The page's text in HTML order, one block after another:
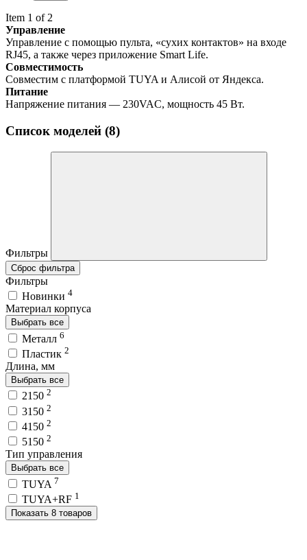
Item 1 of 2
Управление
Управление с помощью пульта, «сухих контактов» на входе
RJ45, а также через приложение Smart Life.
Совместимость
Совместим с платформой TUYA и Алисой от Яндекса.
Питание
Напряжение питания — 230VAC, мощность 45 Вт.
Список моделей (8)
Фильтры
Сброс фильтра
Фильтры
Новинки 4
Материал корпуса
Выбрать все
Металл 6
Пластик 2
Длина, мм
Выбрать все
2150 2
3150 2
4150 2
5150 2
Тип управления
Выбрать все
TUYA 7
TUYA+RF 1
Показать 8 товаров